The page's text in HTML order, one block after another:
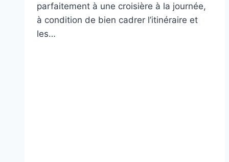
parfaitement à une croisière à la journée,
à condition de bien cadrer l’itinéraire et
les…